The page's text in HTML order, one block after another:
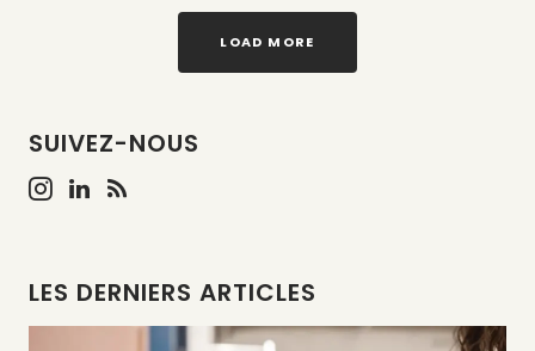
LOAD MORE
SUIVEZ-NOUS
LES DERNIERS ARTICLES